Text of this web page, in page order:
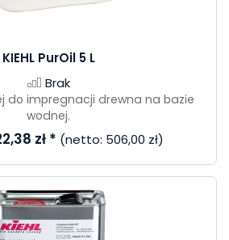
KIEHL PurOil 5 L
Brak
do impregnacji drewna na bazie
wodnej.
zł * (netto: 506,00 zł)